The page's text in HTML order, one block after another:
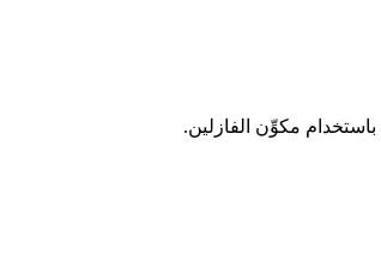
باستخدام مكوِّن الفازلين.